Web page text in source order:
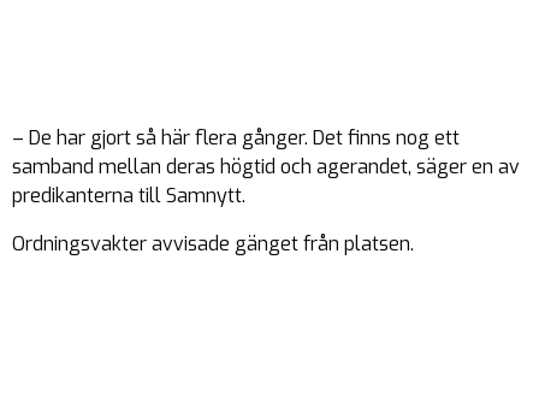
– De har gjort så här flera gånger. Det finns nog ett
samband mellan deras högtid och agerandet, säger en av
predikanterna till Samnytt.
Ordningsvakter avvisade gänget från platsen.